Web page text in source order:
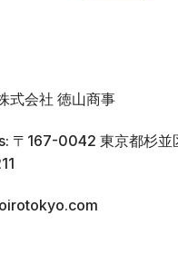
式会社 徳山商事
〒167-0042 東京都杉並